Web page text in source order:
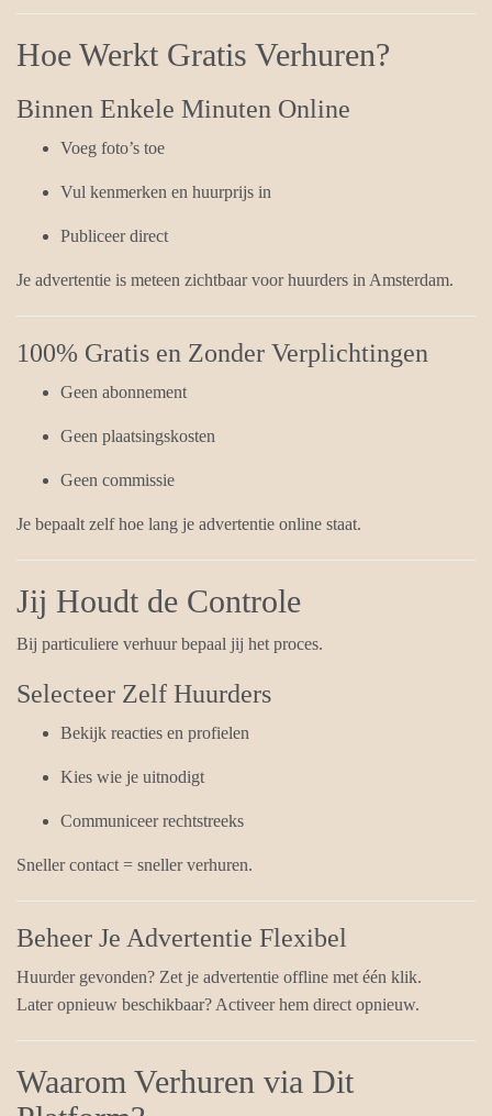
Hoe Werkt Gratis Verhuren?
Binnen Enkele Minuten Online
Voeg foto’s toe
Vul kenmerken en huurprijs in
Publiceer direct
Je advertentie is meteen zichtbaar voor huurders in Amsterdam.
100% Gratis en Zonder Verplichtingen
Geen abonnement
Geen plaatsingskosten
Geen commissie
Je bepaalt zelf hoe lang je advertentie online staat.
Jij Houdt de Controle
Bij particuliere verhuur bepaal jij het proces.
Selecteer Zelf Huurders
Bekijk reacties en profielen
Kies wie je uitnodigt
Communiceer rechtstreeks
Sneller contact = sneller verhuren.
Beheer Je Advertentie Flexibel
Huurder gevonden? Zet je advertentie offline met één klik.
Later opnieuw beschikbaar? Activeer hem direct opnieuw.
Waarom Verhuren via Dit